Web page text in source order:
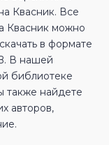
Квасник. Все
Квасник можно
в формате
В нашей
библиотеке
также найдете
авторов,